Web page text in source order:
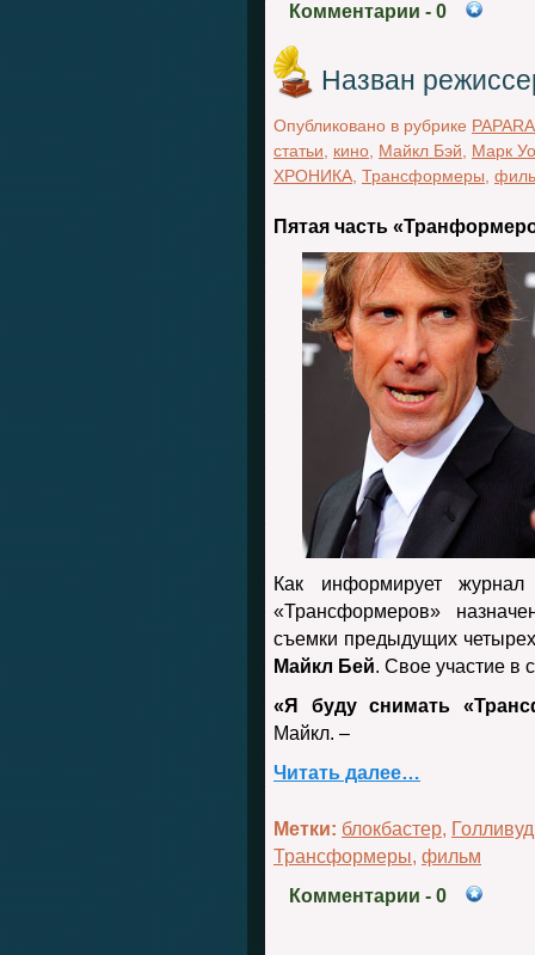
Комментарии - 0
Назван
Опубликовано в рубрике
статьи
кино Майкл Бэй
Марк
ХРОНИКА Трансформеры
Пятая часть
Как информирует
«Трансформеров»
съемки предыдущих
Майкл Бей. Свое участие в
«Я буду снимать
Майкл. –
Читать далее…
Метки: блокбастер, Голливуд
Трансформеры, фильм
Комментарии - 0